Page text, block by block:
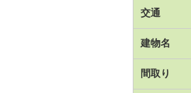
交通
建物名
間取り